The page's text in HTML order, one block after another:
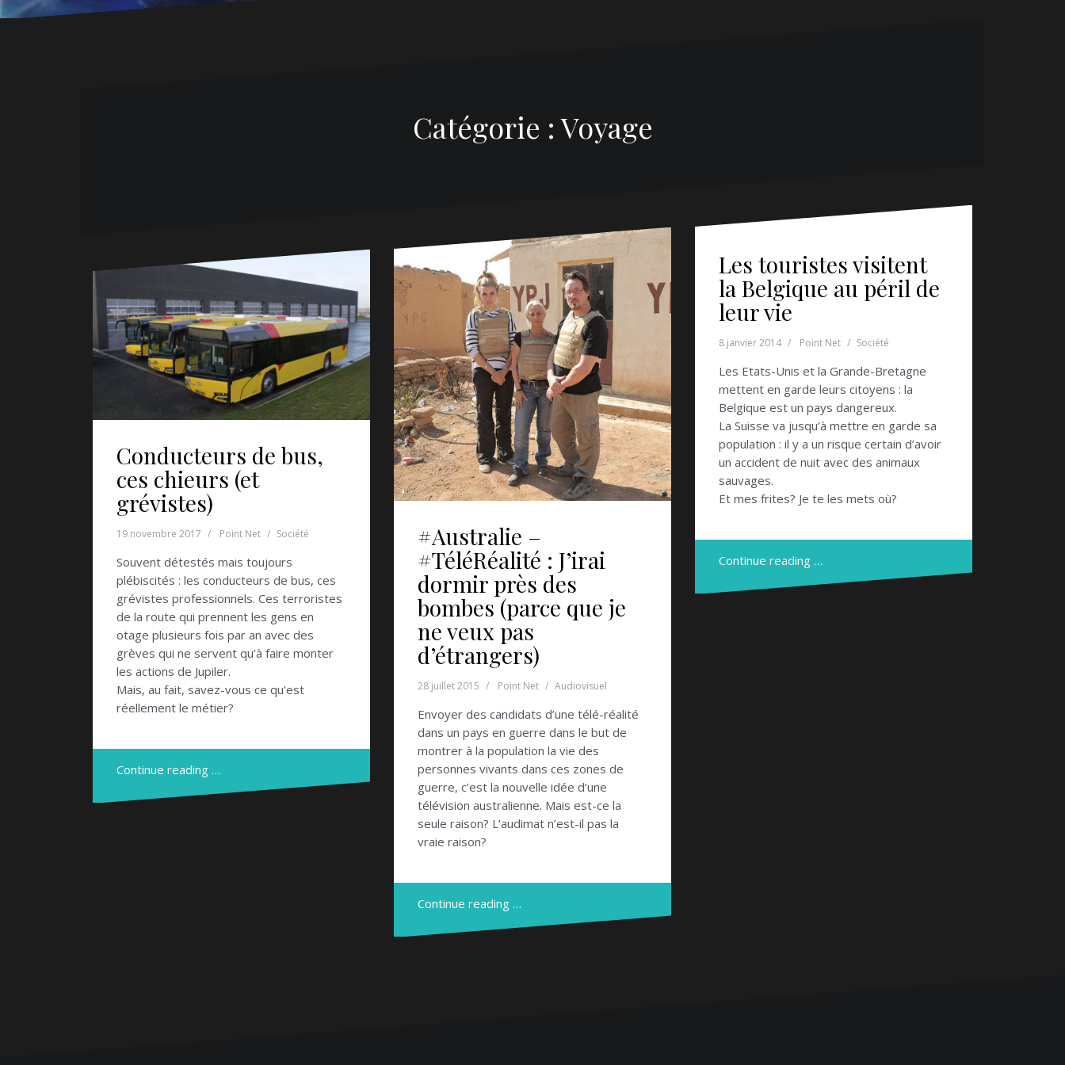
Catégorie :Voyage
Conducteurs de bus,
ces chieurs (et
grévistes)
19 novembre 2017 Point Net Société
Souvent détestés mais toujours
plébiscités : les conducteurs de bus, ces
grévistes professionnels. Ces terroristes
de la route qui prennent les gens en
otage plusieurs fois par an avec des
grèves qui ne servent qu’à faire monter
les actions de Jupiler.
Mais, au fait, savez-vous ce qu’est
réellement le métier?
Continue reading …
#Australie –
#TéléRéalité : J’irai
dormir près des
bombes (parce que je
ne veux pas
d’étrangers)
28 juillet 2015 Point Net Audiovisuel
Envoyer des candidats d’une télé-réalité
dans un pays en guerre dans le but de
montrer à la population la vie des
personnes vivants dans ces zones de
guerre, c’est la nouvelle idée d’une
télévision australienne. Mais est-ce la
seule raison? L’audimat n’est-il pas la
vraie raison?
Continue reading …
Les touristes visitent
la Belgique au péril de
leur vie
8 janvier 2014 Point Net Société
Les Etats-Unis et la Grande-Bretagne
mettent en garde leurs citoyens : la
Belgique est un pays dangereux.
La Suisse va jusqu’à mettre en garde sa
population : il y a un risque certain d’avoir
un accident de nuit avec des animaux
sauvages.
Et mes frites? Je te les mets où?
Continue reading …